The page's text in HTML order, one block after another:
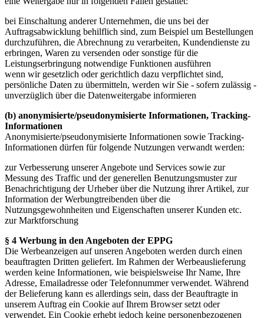
bei Einschaltung anderer Unternehmen, die uns bei der
Auftragsabwicklung behilflich sind, zum Beispiel um Bestellungen
durchzuführen, die Abrechnung zu verarbeiten, Kundendienste zu
erbringen, Waren zu versenden oder sonstige für die
Leistungserbringung notwendige Funktionen ausführen
wenn wir gesetzlich oder gerichtlich dazu verpflichtet sind,
persönliche Daten zu übermitteln, werden wir Sie - sofern zulässig -
unverzüglich über die Datenweitergabe informieren
(b) anonymisierte/pseudonymisierte Informationen, Tracking-
Informationen
Anonymisierte/pseudonymisierte Informationen sowie Tracking-
Informationen dürfen für folgende Nutzungen verwandt werden:
zur Verbesserung unserer Angebote und Services sowie zur
Messung des Traffic und der generellen Benutzungsmuster zur
Benachrichtigung der Urheber über die Nutzung ihrer Artikel, zur
Information der Werbungtreibenden über die
Nutzungsgewohnheiten und Eigenschaften unserer Kunden etc.
zur Marktforschung
§ 4 Werbung in den Angeboten der EPPG
Die Werbeanzeigen auf unseren Angeboten werden durch einen
beauftragten Dritten geliefert. Im Rahmen der Werbeauslieferung
werden keine Informationen, wie beispielsweise Ihr Name, Ihre
Adresse, Emailadresse oder Telefonnummer verwendet. Während
der Belieferung kann es allerdings sein, dass der Beauftragte in
unserem Auftrag ein Cookie auf Ihrem Browser setzt oder
verwendet. Ein Cookie erhebt jedoch keine personenbezogenen